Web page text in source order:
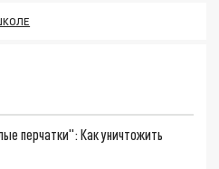
перчатки": Как уничтожить